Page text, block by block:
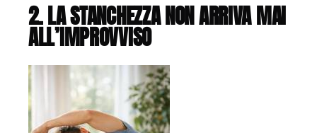
2. LA STANCHEZZA NON ARRIVA MAI
ALL’IMPROVVISO